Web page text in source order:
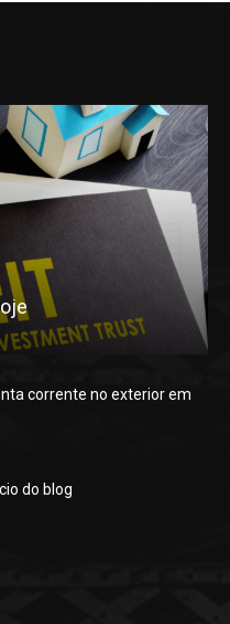
corrente no exterior em
do blog